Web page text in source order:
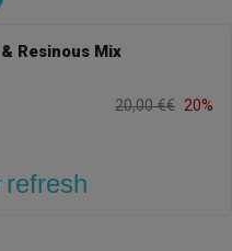
Resinous Mix
20,00 €€ 20%
refresh